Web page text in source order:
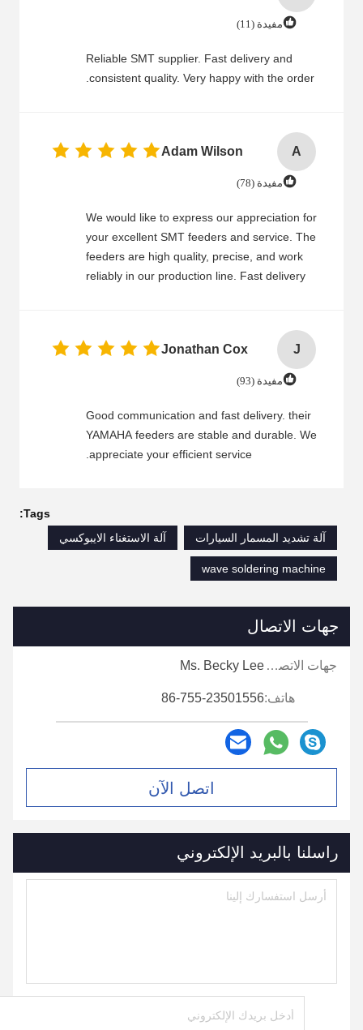
مفيدة (11)
Reliable SMT supplier. Fast delivery and
consistent quality. Very happy with the order.
A
Adam Wilson
مفيدة (78)
We would like to express our appreciation for
your excellent SMT feeders and service. The
feeders are high quality, precise, and work
reliably in our production line. Fast delivery
Your customer service team is friendly,
professional, and always ready to help.
Whenever we have technical questions or
quickly and provide detailed answers. This
cooperation has been very smooth, and we will
continue to place orders with you.
J
Jonathan Cox
مفيدة (93)
Good communication and fast delivery. their
YAMAHA feeders are stable and durable. We
appreciate your efficient service.
Tags:
آلة تشديد المسمار السيارات
آلة الاستغناء الايبوكسي
wave soldering machine
جهات الاتصال
جهات الاتصال: Ms. Becky Lee
هاتف:86-755-23501556
اتصل الآن
راسلنا بالبريد الإلكتروني